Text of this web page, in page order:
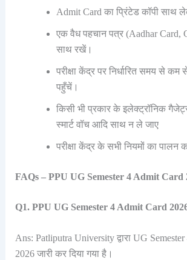
Admit Card का प्रिंटेड कॉपी साथ
एक वैध पहचान पत्र (Aadhar Card,
साथ रखें।
परीक्षा केंद्र पर निर्धारित समय से
पहुँचें।
किसी भी प्रकार के इलेक्ट्रॉनिक
स्मार्ट वॉच आदि साथ न ले जाए
परीक्षा केंद्र के सभी नियमों का पालन
FAQs – PPU UG Semester 4 Admit Card
Q1. PPU UG Semester 4 Admit Card
Ans: Patliputra University द्वारा UG
2026 जारी कर दिया गया है।